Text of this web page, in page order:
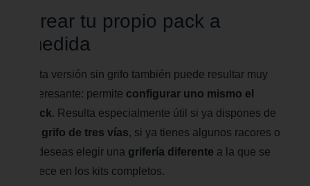
Crear tu propio pack a
medida
Esta versión sin grifo también puede resultar muy
interesante: permite configurar uno mismo el
pack. Resulta especialmente útil si ya dispones de
grifo de tres vías, si ya tienes algunos racores o
si deseas elegir una grifería diferente a la que se
ofrece en los kits completos.